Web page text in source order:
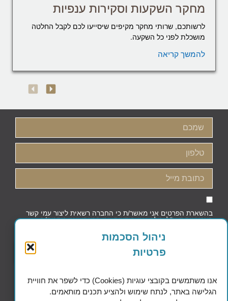
ניהול הסכמות
פרטיות
אנו משתמשים בקובצי עוגיות (Cookies) כדי לשפר את חוויית
הגלישה באתר, לנתח שימוש ולהציע תכנים מותאמים.
מחקר השקעות וסקירות ענפיות
לרשותכם, שרותי מחקר מקיפים שיסייעו לכם לקבל החלטה
מושכלת לפני כל השקעה.
להמשך קריאה
בהשארת הפרטים אני מאשר/ת כי החברה רשאית ליצור עמי קשר
באמצעות דוא"ל, טלפון או הודעות, וכי קראתי ואני מסכים/ה